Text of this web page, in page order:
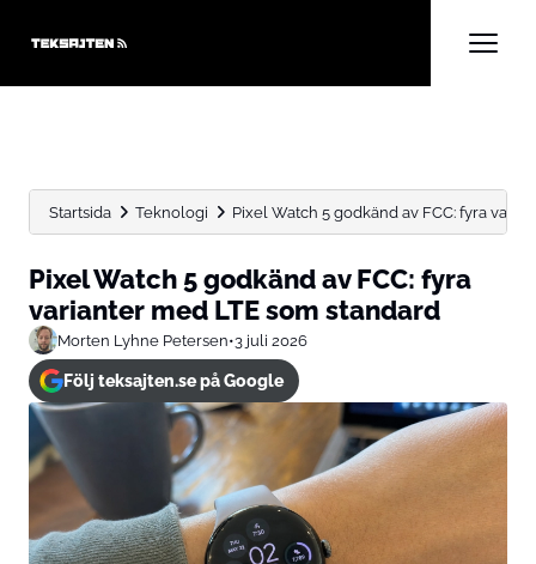
Startsida Teknologi Pixel Watch 5 godkänd av FCC: fyra
Pixel Watch 5 godkänd av FCC: fyra
varianter med LTE som standard
Morten Lyhne Petersen•3 juli 2026
Följ teksajten.se på Google